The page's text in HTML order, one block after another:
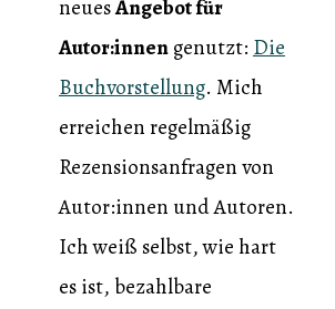
neuesAngebot für
Autor:innengenutzt: Die
Buchvorstellung. Mich
erreichen regelmäßig
Rezensionsanfragen von
Autor:innen und Autoren.
Ich weiß selbst, wie hart
es ist, bezahlbare